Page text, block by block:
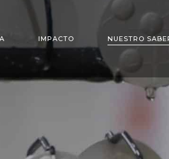
IMPACTO NUESTRO
BANDERAS
UTILLAJE
MECANIZADO